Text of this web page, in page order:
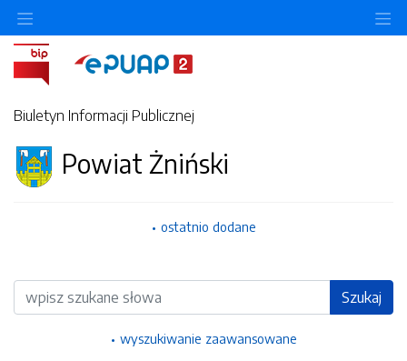
Biuletyn Informacji Publicznej
Powiat Żniński
ostatnio dodane
Wyszukiwarka Szukaj
wyszukiwanie zaawansowane